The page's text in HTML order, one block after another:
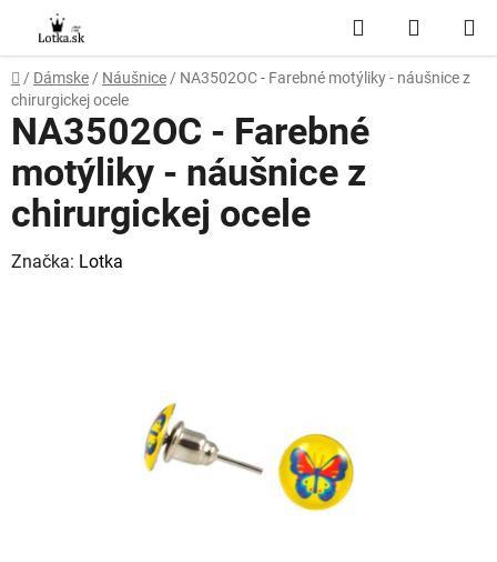
obsah
Hľadať
KOŠÍK
Domov
/ Dámske / Náušnice / NA3502OC - Farebné motýliky - náušnice z
chirurgickej ocele
NA3502OC - Farebné
motýliky - náušnice z
chirurgickej ocele
Značka: Lotka